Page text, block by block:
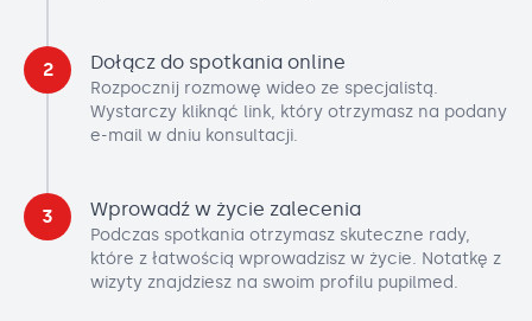
2 Dołącz do spotkania online
Rozpocznij rozmowę wideo ze specjalistą.
Wystarczy kliknąć link, który otrzymasz na podany
e-mail w dniu konsultacji.
3 Wprowadź w życie zalecenia
Podczas spotkania otrzymasz skuteczne rady,
które z łatwością wprowadzisz w życie. Notatkę z
wizyty znajdziesz na swoim profilu pupilmed.